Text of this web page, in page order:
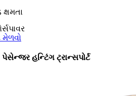
ક્ષમતા
મેળવો
હન્ટિંગ ટ્રાન્સપોર્ટ